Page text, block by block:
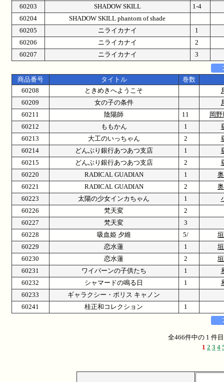
60203
SHADOW SKILL
1-4
60204
SHADOW SKILL phantom of shade
60205
ニライカナイ
1
60206
ニライカナイ
2
60207
ニライカナイ 3
商品番号 タイトル
巻数
60208
ときめきへようこそ
60209
女の子の条件
60211
陰陽師 11
岡
60212
ももかん 1
60213
大工のいっちゃん 2
60214
どんぶり銀行あつあつ支店 1
60215
どんぶり銀行あつあつ支店 2
60220
RADICAL GUADIAN 1
60221
RADICAL GUADIAN 2
60223
太陽の少女インカちゃん 1
60226
梵天変
2
60227
梵天変
3
60228
吸血姫 夕維 5/
60229
恋水蓮 1
60230
恋水蓮 2
60231
ワイバーンの子供たち 1
60232
シャマードの鳴る日 1
60233
ギャラクシー・ポリス キャノン
60241
桂正和コレクション 1
全466件中の 1 件
1 2 3 4